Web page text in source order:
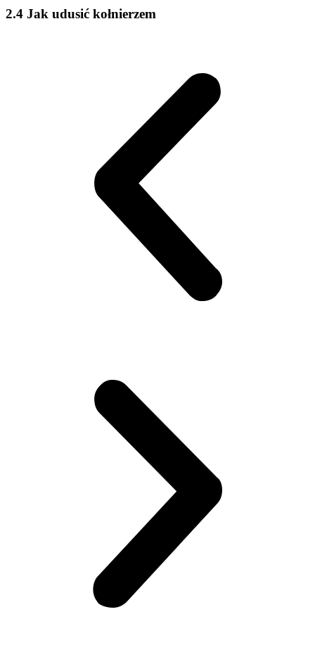
2.4 Jak udusić kołnierzem